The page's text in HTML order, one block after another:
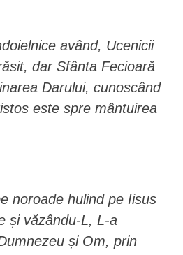
având, Ucenicii
dar Sfânta Fecioară
Darului, cunoscând
este spre mântuirea
noroade hulind pe Iisus
și văzându-L, L-a
și Om, prin